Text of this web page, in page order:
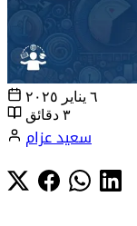
٦ يناير ٢٠٢٥
٣ دقائق
سعيد عزام